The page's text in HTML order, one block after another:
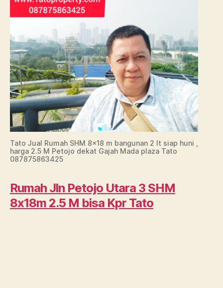
Tato Jual Rumah SHM 8×18 m bangunan 2 lt siap huni ,
harga 2.5 M Petojo dekat Gajah Mada plaza Tato
087875863425
Rumah Jln Petojo Utara 3 SHM
8x18m 2.5 M bisa Kpr Tato